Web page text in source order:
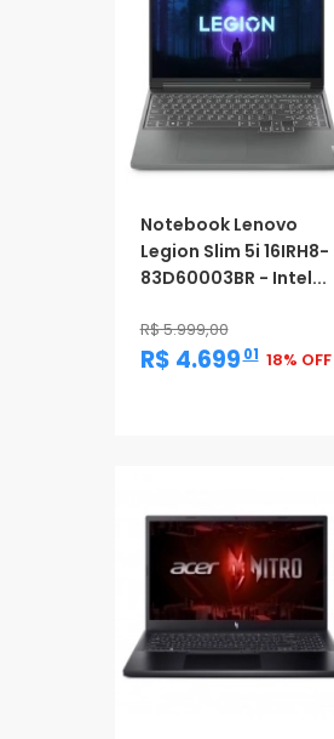
Notebook Lenovo
Legion Slim 5i 16IRH8-
83D60003BR - Intel...
R$ 5.999,00
R$ 4.699 ,01 18% OFF